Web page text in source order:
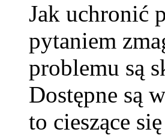
Jak uchronić
pytaniem
problemu są
Dostępne są
to cieszące